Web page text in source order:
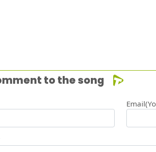
to the song